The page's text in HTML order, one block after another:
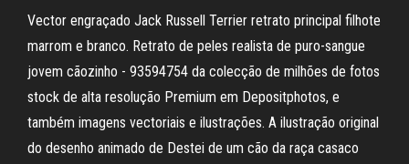
Vector engraçado Jack Russell Terrier retrato principal filhote
marrom e branco. Retrato de peles realista de puro-sangue
jovem cãozinho - 93594754 da colecção de milhões de fotos
stock de alta resolução Premium em Depositphotos, e
também imagens vectoriais e ilustrações. A ilustração original
do desenho animado de Destei de um cão da raça casaco